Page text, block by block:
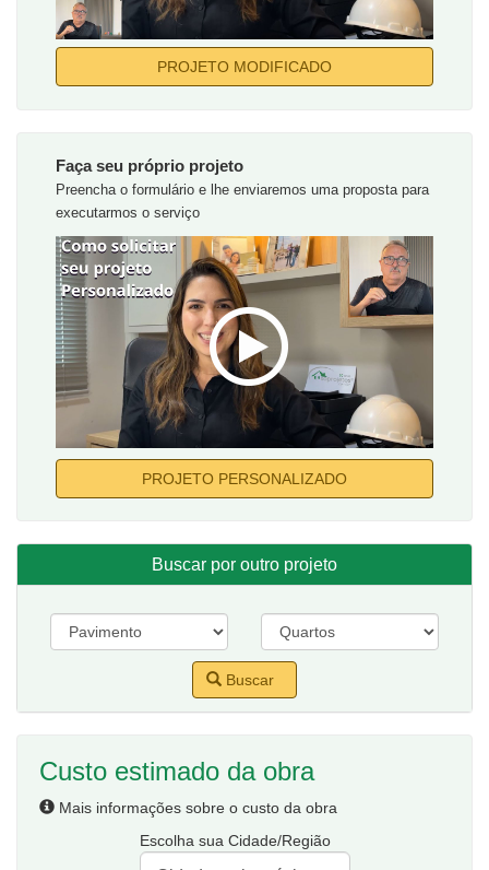
PROJETO MODIFICADO
Faça seu próprio projeto
Preencha o formulário e lhe enviaremos uma proposta para
executarmos o serviço
PROJETO PERSONALIZADO
Buscar por outro projeto
Buscar
Custo estimado da obra
Mais informações sobre o custo da obra
Escolha sua Cidade/Região